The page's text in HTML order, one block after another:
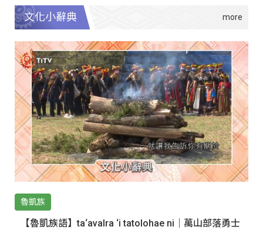
文化小辭典
魯凱族
【魯凱族語】ta‘avalra ‘i tatolohae ni｜萬山部落勇士